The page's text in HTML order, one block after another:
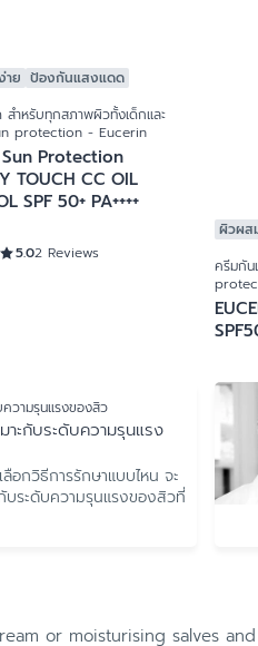
าย ป้องกันแสงแดด
ำหรับทุกสภาพผิวทั้งเด็กและ
protection - Eucerin
Protection
TOUCH CC OIL
SPF 50+ PA++++
5.02 Reviews
ผิวผส
ครีมกัน
วามรุนแรงของสิว
ะกับระดับความรุนแรง
กวิธีการรักษาแบบไหน จะ
บระดับความรุนแรงของสิวที่
or moisturising salves